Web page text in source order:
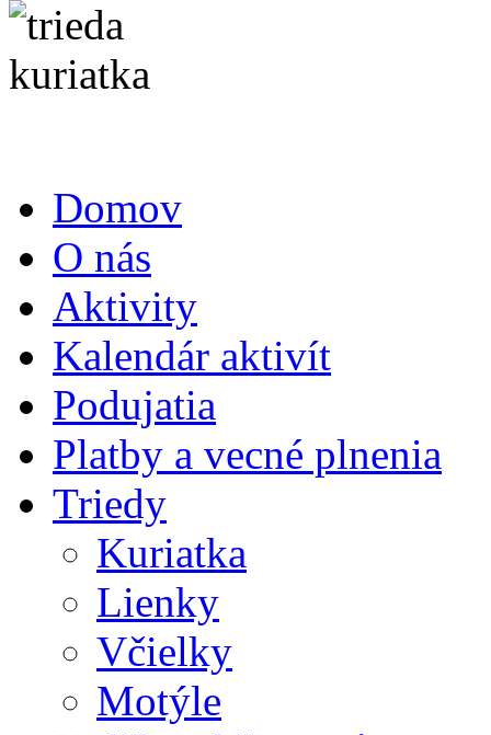
Domov
O nás
Aktivity
Kalendár aktivít
Podujatia
Platby a vecné plnenia
Triedy
Kuriatka
Lienky
Včielky
Motýle